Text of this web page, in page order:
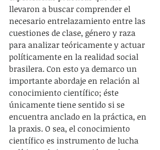
llevaron a buscar comprender el
necesario entrelazamiento entre las
cuestiones de clase, género y raza
para analizar teóricamente y actuar
políticamente en la realidad social
brasilera. Con esto ya demarco un
importante abordaje en relación al
conocimiento científico; éste
únicamente tiene sentido si se
encuentra anclado en la práctica, en
la praxis. O sea, el conocimiento
científico es instrumento de lucha